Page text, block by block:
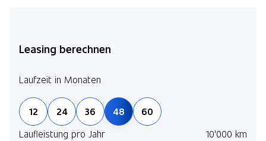
Leasing berechnen
Laufzeit in Monaten
12 24 36 48
60
Laufleistung pro Jahr
10'000 km